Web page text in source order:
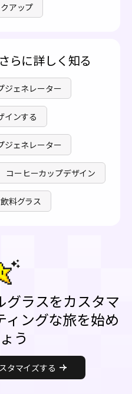
アップ
らに詳しく知る
ジェネレーター
インする
ジェネレーター
コーヒーカップデザイン
料グラス
グラスをカスタマ
ィングな旅を始め
う
タマイズする